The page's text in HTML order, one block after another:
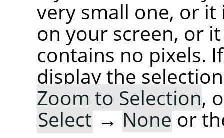
very small one, or
on your screen, or
contains no pixels.
display the
Zoom to Selection,
Select→Noneor